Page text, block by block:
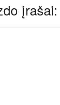
įrašai: